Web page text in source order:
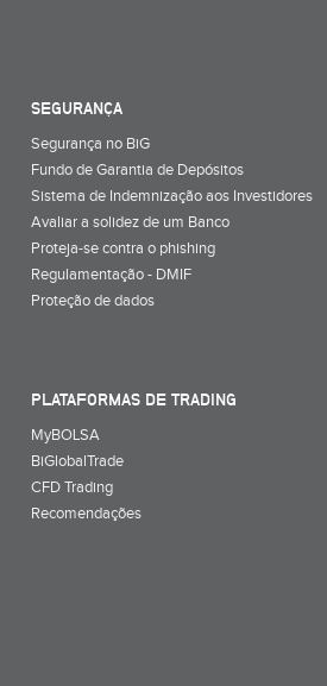
SEGURANÇA
Segurança no BiG
Fundo de Garantia de Depósitos
Sistema de Indemnização aos Investidores
Avaliar a solidez de um Banco
Proteja-se contra o phishing
Regulamentação - DMIF
Proteção de dados
PLATAFORMAS DE TRADING
MyBOLSA
BiGlobalTrade
CFD Trading
Recomendações